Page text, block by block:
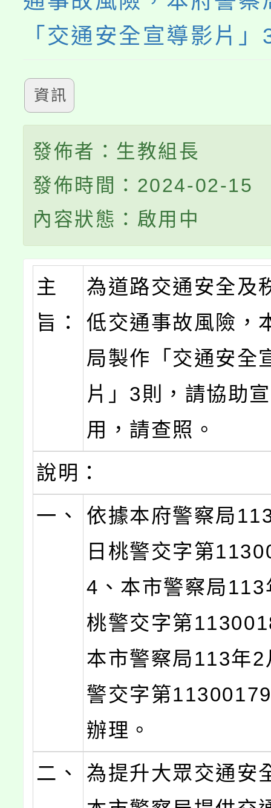
「交通安全宣導影片」
資訊
發佈者：生教組長
發佈時間：2024-02-15
內容狀態：啟用中
主
旨：
為道路交通安全及
低交通事故風險，
局製作「交通安全
片」3則，請協助
用，請查照。
說明：
一、
依據本府警察局
日桃警交字第
4、本市警察局
桃警交字第
本市警察局113年
警交字第
辦理。
二、
為提升大眾交通安